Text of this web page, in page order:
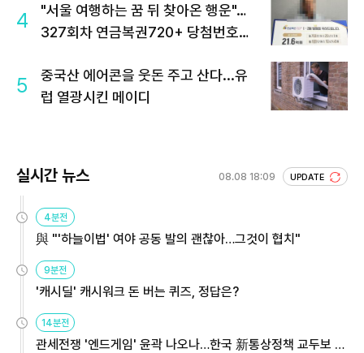
4
"서울 여행하는 꿈 뒤 찾아온 행운"…
327회차 연금복권720+ 당첨번호조
5
중국산 에어콘을 웃돈 주고 산다...유
럽 열광시킨 메이디
실시간 뉴스 08.08 18:09 UPDATE
4분전
與 "'하늘이법' 여야 공동 발의 괜찮아…그것이 협치"
9분전
'캐시딜' 캐시워크 돈 버는 퀴즈, 정답은?
14분전
관세전쟁 '엔드게임' 윤곽 나오나…한국 新통상정책 교두보 활